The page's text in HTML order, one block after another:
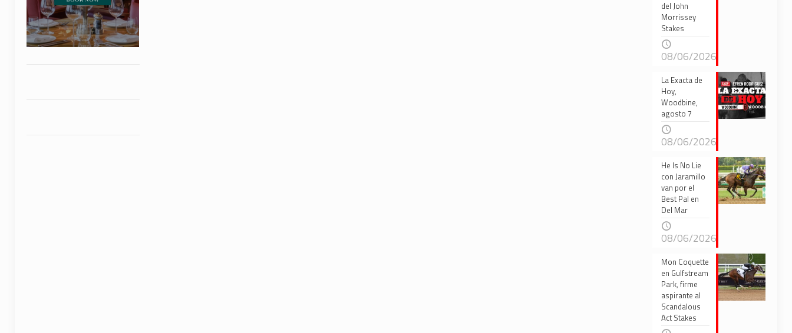
del John
Morrissey
Stakes
08/06/2026
La Exacta de
Hoy,
Woodbine,
agosto 7
08/06/2026
He Is No Lie
con Jaramillo
van por el
Best Pal en
Del Mar
08/06/2026
Mon Coquette
en Gulfstream
Park, firme
aspirante al
Scandalous
Act Stakes